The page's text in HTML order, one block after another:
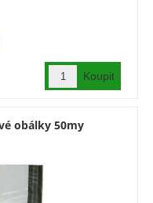
obálky 50my